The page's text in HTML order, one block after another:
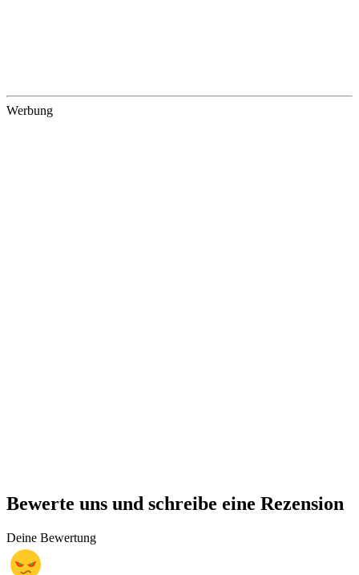
Werbung
Bewerte uns und schreibe eine Rezension
Deine Bewertung